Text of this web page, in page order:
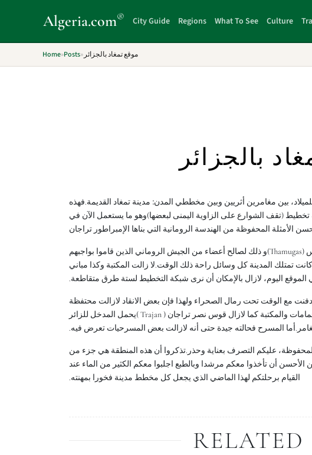
Algeria.com® City Guide Regions What To See Culture
Home»Posts» موقع تمغاد بالجزائر
بالجزائر
بين مغامرين أثريين وبين مخططي المدن ׃ مدينة تمغاد القديمة.فهذه
(تقف الشوارع على الزاوية اليمنى لبعضها)وهو ما يستعمل الآن في
تأسست مدينة تمغاد حوالي100م (سماها الرومان تاموغاس (Thamugas)و ذلك لصالح أعضاء من الجيش الروماني الذين قاموا بواجبهم
تمتلك المدينة كل وسائل راحة ذلك الوقت.لا زالت المكتبة وكذا مباني
اليوم، لازال بالإمكان أن نرى شبكة التخطيط لستة طرق متقاطعة.
مع الوقت تحت رمال الصحراء ولهذا فإن بعض الانقاد لازالت محتفظة
بوضعية جيدة.عند زيارتكم لتمغاد، يمكنكم رؤية مباني الحمامات والمكتبة كما لازال قوس نصر تراجان ( Trajan )يحمل المدخل للزائر
المسرح فحالته جيدة حتى أنه لازالت بعض المسرحيات تعرض فيه.
عليكم التصرف بعناية وحذر.تذكروا أن هذه المنطقة هي جزء من
الأحسن أن تأخذوا معكم مرشدا وبالطبع اجلبوا معكم الكثير من الماء عند
القيام برحلتكم لهذا الماضي الذي يجعل كل مخطط مدينة فخورا بمهنته.
RELATED